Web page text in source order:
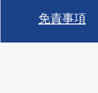
免責事項